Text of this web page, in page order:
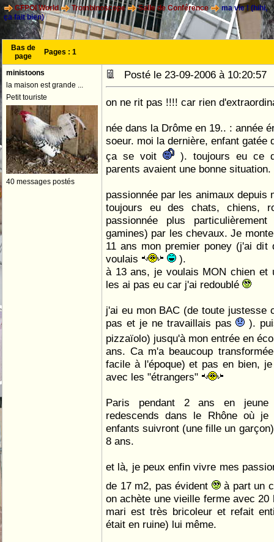
CFPOI World Trombinoscope Salle de Conférence
ma vie ! (hihi,
ça fait bien)
Bas de
page
Pages : 1
ministoons
la maison est grande ...
Petit touriste
40 messages postés
Posté le 23-09-2006 à
on ne rit pas !!!! car rien
née dans la Drôme en 19.. : année
soeur. moi la dernière, enfant gatée
ça se voit
). toujours eu ce
parents avaient une bonne situation.
passionnée par les animaux depuis
toujours eu des chats, chiens,
passionnée plus
gamines) par les chevaux. Je
11 ans mon premier poney (j'ai
voulais
).
à 13 ans, je voulais MON chien et
les ai pas eu car j'ai redoublé
j'ai eu mon BAC (de toute justesse
pas et je ne travaillais pas
).
pizzaïolo) jusqu'à mon entrée en
ans. Ca m'a beaucoup
facile à l'époque) et pas en bien,
avec les "étrangers"
Paris pendant 2 ans en jeune
redescends dans le Rhône où
enfants suivront (une fille un
8 ans.
et là, je peux enfin vivre mes
de 17 m2, pas évident
à part un
on achète une vieille ferme avec
mari est très bricoleur et refait
était en ruine) lui même.